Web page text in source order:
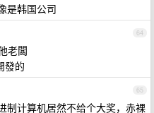
是韩国公司
64
老闆
發的
65
制计算机居然不给个大奖，赤裸